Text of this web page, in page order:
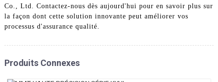
Co., Ltd. Contactez-nous dès aujourd'hui pour en savoir plus sur
la façon dont cette solution innovante peut améliorer vos
processus d'assurance qualité.
Produits Connexes